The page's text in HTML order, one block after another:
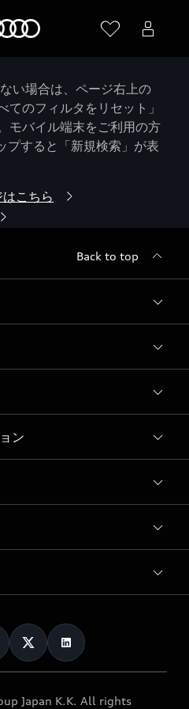
い場合は、ページ右上の
てのフィルタをリセット」
モバイル端末をご利用の方
すると「新規検索」が表
こちら
Back to top
ン
Japan K.K. All rights